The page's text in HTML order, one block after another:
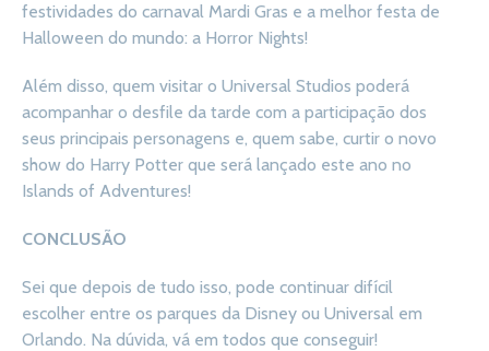
festividades do carnaval Mardi Gras e a melhor festa de
Halloween do mundo: a Horror Nights!
Além disso, quem visitar o Universal Studios poderá
acompanhar o desfile da tarde com a participação dos
seus principais personagens e, quem sabe, curtir o novo
show do Harry Potter que será lançado este ano no
Islands of Adventures!
CONCLUSÃO
Sei que depois de tudo isso, pode continuar difícil
escolher entre os parques da Disney ou Universal em
Orlando. Na dúvida, vá em todos que conseguir!